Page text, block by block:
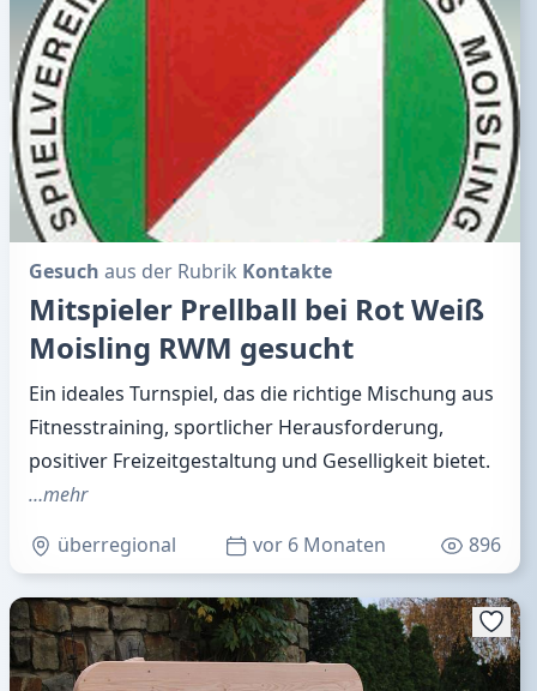
Gesuch aus der Rubrik Kontakte
Mitspieler Prellball bei Rot Weiß
Moisling RWM gesucht
Ein ideales Turnspiel, das die richtige Mischung aus
Fitnesstraining, sportlicher Herausforderung,
positiver Freizeitgestaltung und Geselligkeit bietet.
…mehr
überregional
vor 6 Monaten 896